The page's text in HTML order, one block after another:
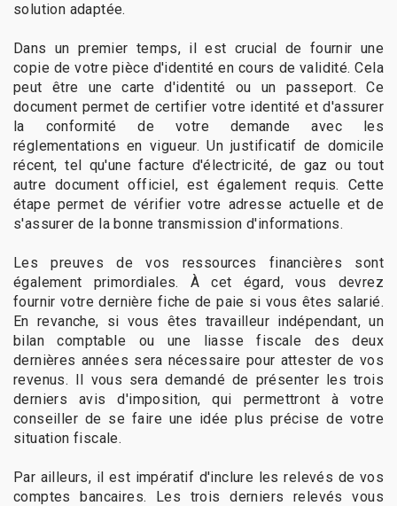
solution adaptée.
Dans un premier temps, il est crucial de fournir une
copie de votre pièce d'identité en cours de validité. Cela
peut être une carte d'identité ou un passeport. Ce
document permet de certifier votre identité et d'assurer
la conformité de votre demande avec les
réglementations en vigueur. Un justificatif de domicile
récent, tel qu'une facture d'électricité, de gaz ou tout
autre document officiel, est également requis. Cette
étape permet de vérifier votre adresse actuelle et de
s'assurer de la bonne transmission d'informations.
Les preuves de vos ressources financières sont
également primordiales. À cet égard, vous devrez
fournir votre dernière fiche de paie si vous êtes salarié.
En revanche, si vous êtes travailleur indépendant, un
bilan comptable ou une liasse fiscale des deux
dernières années sera nécessaire pour attester de vos
revenus. Il vous sera demandé de présenter les trois
derniers avis d'imposition, qui permettront à votre
conseiller de se faire une idée plus précise de votre
situation fiscale.
Par ailleurs, il est impératif d'inclure les relevés de vos
comptes bancaires. Les trois derniers relevés vous